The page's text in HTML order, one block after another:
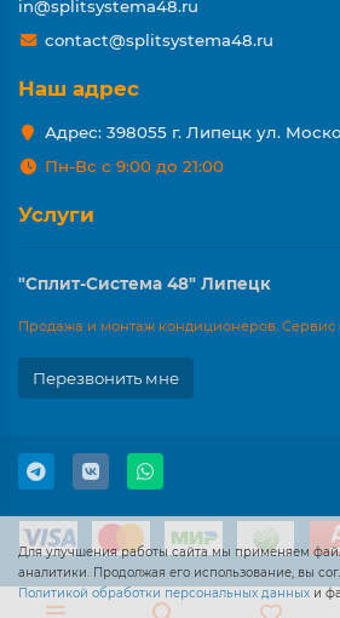
Для улучшения работы сайта мы применяем
аналитики. Продолжая его использование, вы
Политикой обработки персональных данных и
in@splitsystema48.ru
contact@splitsystema48.ru
Наш адрес
Адрес: 398055 г. Липецк ул.
Пн-Вс с 9:00 до 21:00
Услуги
"Сплит-Система 48" Липецк
Продажа и монтаж кондиционеров. Сервис
Перезвонить мне